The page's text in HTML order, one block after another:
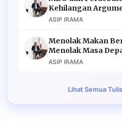
Kehilangan
ASIP IRAMA
Menolak Makan
Menolak Masa
ASIP IRAMA
Lihat Semua